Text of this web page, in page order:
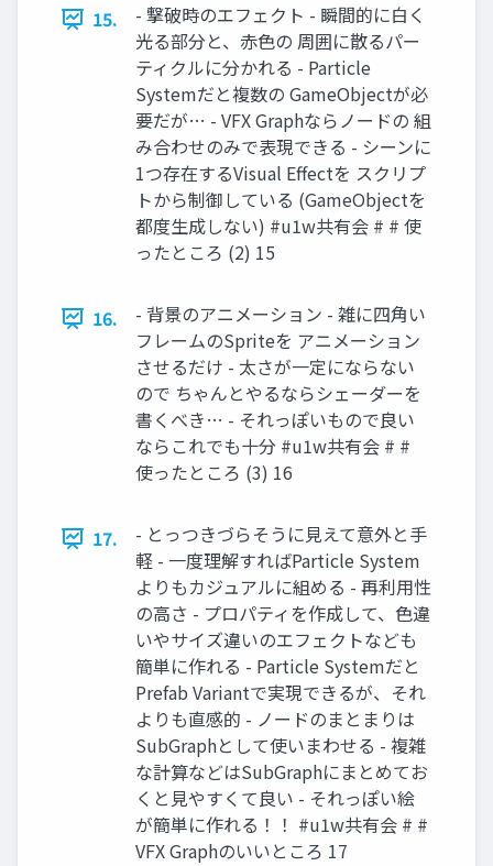
15.
- 撃破時のエフェクト - 瞬間的に白く
光る部分と、赤色の 周囲に散るパー
ティクルに分かれる - Particle
Systemだと複数の GameObjectが必
要だが… - VFX Graphならノードの 組
み合わせのみで表現できる - シーンに
1つ存在するVisual Effectを スクリプ
トから制御している (GameObjectを
都度生成しない) #u1w共有会 # # 使
ったところ (2) 15
16.
- 背景のアニメーション - 雑に四角い
フレームのSpriteを アニメーション
させるだけ - 太さが一定にならない
ので ちゃんとやるならシェーダーを
書くべき… - それっぽいもので良い
ならこれでも十分 #u1w共有会 # #
使ったところ (3) 16
17.
- とっつきづらそうに見えて意外と手
軽 - 一度理解すればParticle System
よりもカジュアルに組める - 再利用性
の高さ - プロパティを作成して、色違
いやサイズ違いのエフェクトなども
簡単に作れる - Particle Systemだと
Prefab Variantで実現できるが、それ
よりも直感的 - ノードのまとまりは
SubGraphとして使いまわせる - 複雑
な計算などはSubGraphにまとめてお
くと見やすくて良い - それっぽい絵
が簡単に作れる！！ #u1w共有会 # #
VFX Graphのいいところ 17